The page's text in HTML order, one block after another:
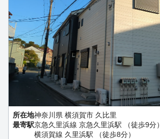
所在地神奈川県 横須賀市 久比里
最寄駅京急久里浜線 京急久里浜駅 （徒歩9分）
横須賀線 久里浜駅 （徒歩8分）